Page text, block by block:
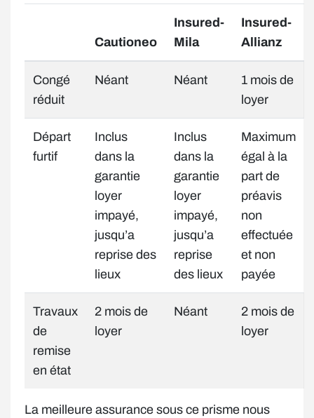
Cautioneo
Insured-
Mila
Insured-
Allianz
Congé
réduit
Néant Néant
1 mois de
loyer
Départ
furtif
Inclus
dans la
garantie
loyer
impayé,
jusqu’a
reprise des
lieux
Inclus
dans la
garantie
loyer
impayé,
jusqu’a
reprise
des lieux
Maximum
égal à la
part de
préavis
non
effectuée
et non
payée
Travaux
de
remise
en état
2 mois de
loyer
Néant
2 mois de
loyer
La meilleure assurance sous ce prisme nous